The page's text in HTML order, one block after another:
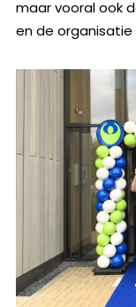
maar vooral ook
en de organisatie